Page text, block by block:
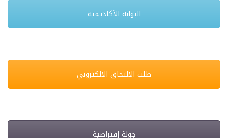
البوابة الأكاديمية
طلب الالتحاق الالكتروني
جولة إفتراضية